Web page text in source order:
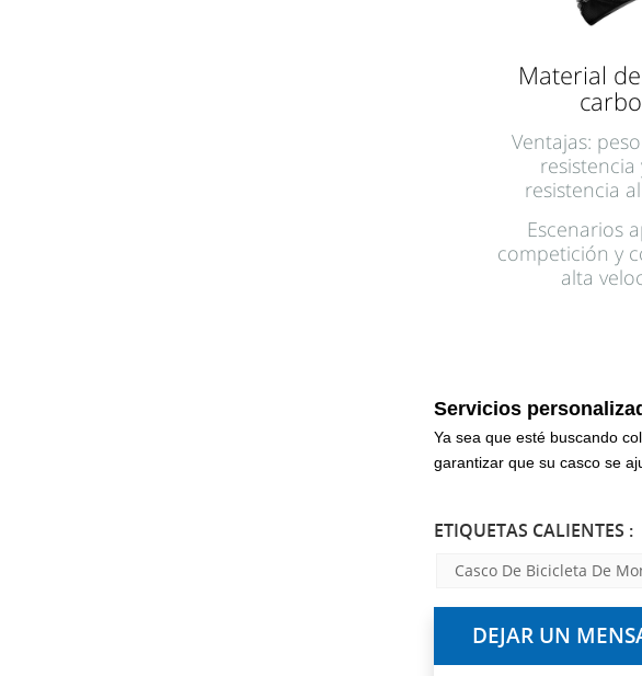
Material
Ventajas:
resistencia
resistencia
Escenarios
competición y
alta
Servicios
Ya sea que esté buscando
garantizar que su casco se
ETIQUETAS CALIENTES :
Casco De Bicicleta De
DEJAR UN